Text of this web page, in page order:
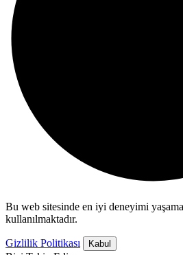
Bu web sitesinde en iyi deneyimi
kullanılmaktadır.
Gizlilik Politikası Kabul